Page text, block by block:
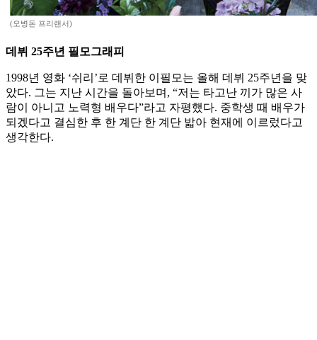
(오병돈 프리랜서)
데뷔 25주년 필모그래피
1998년 영화 ‘쉬리’로 데뷔한 이필모는 올해 데뷔 25주년을 맞
았다. 그는 지난 시간을 돌아보며, “저는 타고난 끼가 많은 사
람이 아니고 노력형 배우다”라고 자평했다. 중학생 때 배우가
되겠다고 결심한 후 한 계단 한 계단 밟아 현재에 이르렀다고
생각한다.